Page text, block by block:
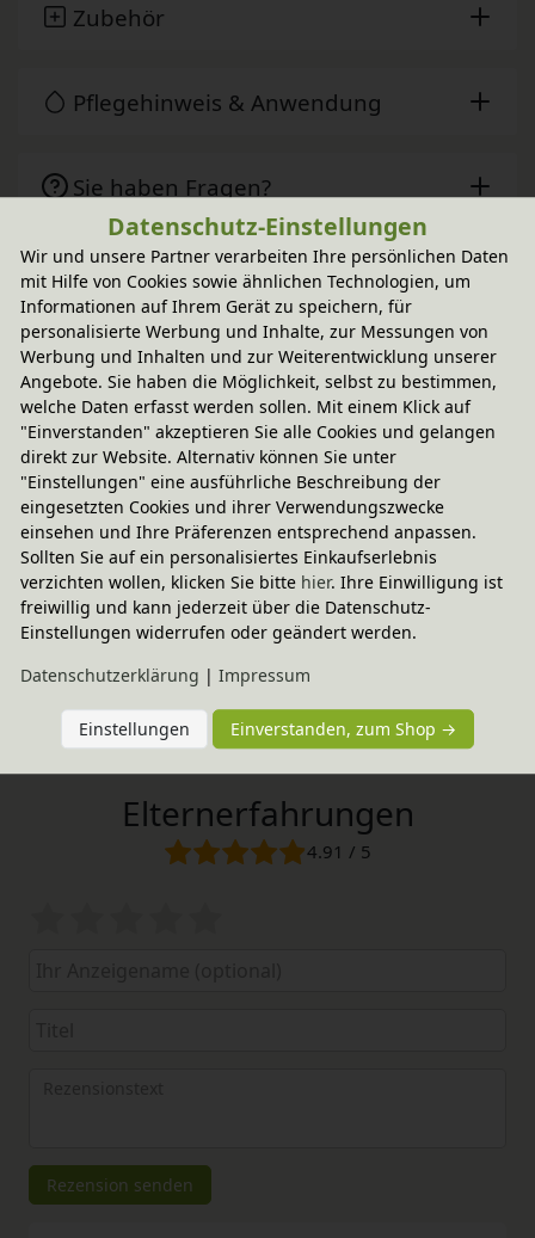
Zubehör
Pflegehinweis & Anwendung
Sie haben Fragen?
Wird oft zusammen gekauft
-20% Code Größe 2
Levin Kindersitzbank
In verschiedenen Varianten
aus Bio-Massivholz
164,95 €
Elternerfahrungen
4.91 / 5
Rezensionstext
Rezension senden
Datenschutz-Einstellungen
Wir und unsere Partner verarbeiten Ihre persönlichen Daten
mit Hilfe von Cookies sowie ähnlichen Technologien, um
Informationen auf Ihrem Gerät zu speichern, für
personalisierte Werbung und Inhalte, zur Messungen von
Werbung und Inhalten und zur Weiterentwicklung unserer
Angebote. Sie haben die Möglichkeit, selbst zu bestimmen,
welche Daten erfasst werden sollen. Mit einem Klick auf
"Einverstanden" akzeptieren Sie alle Cookies und gelangen
direkt zur Website. Alternativ können Sie unter
"Einstellungen" eine ausführliche Beschreibung der
eingesetzten Cookies und ihrer Verwendungszwecke
einsehen und Ihre Präferenzen entsprechend anpassen.
Sollten Sie auf ein personalisiertes Einkaufserlebnis
verzichten wollen, klicken Sie bitte hier. Ihre Einwilligung ist
freiwillig und kann jederzeit über die Datenschutz-
Einstellungen widerrufen oder geändert werden.
Daten­schutz­erklärung | Impressum
Einstellungen Einverstanden, zum Shop →